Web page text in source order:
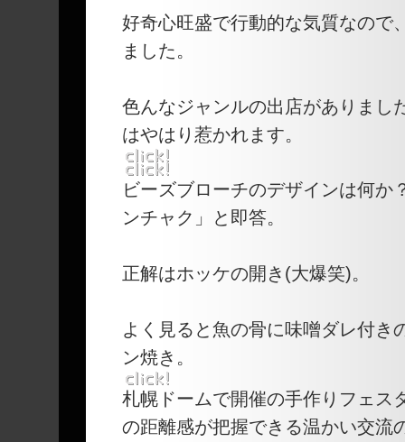
好奇心旺盛で行動的な気質なので
ました。
色んなジャンルの出店がありまし
はやはり惹かれます。
ビーズブローチのデザインは何か
ンチャク」と即答。
正解はホッケの開き(大爆笑)。
よく見ると魚の骨に味噌ダレ付き
ン焼き。
札幌ドームで開催の手作りフェス
の距離感が把握できる温かい交流